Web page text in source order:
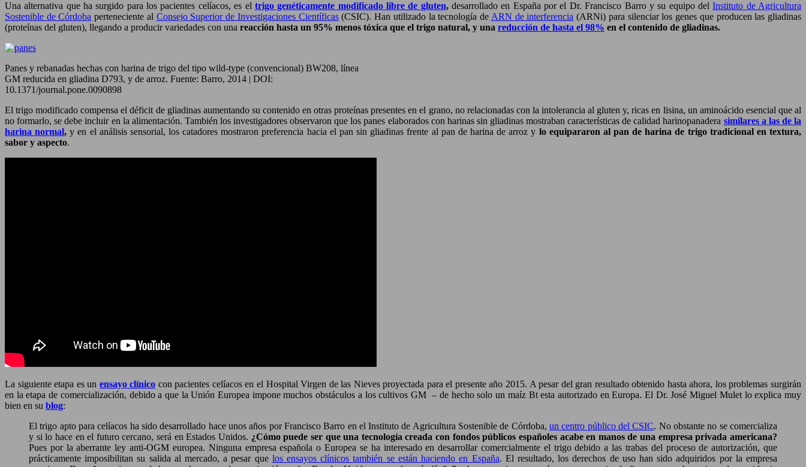
Una alternativa que ha surgido para los pacientes celíacos, es el trigo genéticamente modificado libre de gluten,desarrollado en España por el Dr. Francisco Barro y su equipo delInstituto de Agricultura
Sostenible de Córdoba perteneciente al Consejo Superior de Investigaciones Científicas(CSIC). Han utilizado la tecnología de ARN de interferencia (ARNi) para silenciar los genes que producen las gliadinas
(proteínas del gluten), llegando a producir variedades con una reacción hasta un 95% menos tóxica que el trigo natural, y una reducción de hasta el 98% en el contenido de gliadinas.
Panes y rebanadas hechas con harina de trigo del tipo wild-type (convencional) BW208, línea
GM reducida en gliadina D793, y de arroz. Fuente: Barro, 2014 | DOI:
10.1371/journal.pone.0090898
El trigo modificado compensa el déficit de gliadinas aumentando su contenido en otras proteínas presentes en el grano, no relacionadas con la intolerancia al gluten y, ricas en lisina, un aminoácido esencial que al
no formarlo, se debe incluir en la alimentación. También los investigadores observaron que los panes elaborados con harinas sin gliadinas mostraban características de calidad harinopanadera similares a las de la
harina normal,y en el análisis sensorial, los catadores mostraron preferencia hacia el pan sin gliadinas frente al pan de harina de arroz y lo equipararon al pan de harina de trigo tradicional en textura,
sabor y aspecto.
La siguiente etapa es un ensayo clínico con pacientes celíacos en el Hospital Virgen de las Nieves proyectada para el presente año 2015. A pesar del gran resultado obtenido hasta ahora, los problemas surgirán
en la etapa de comercialización, debido a que la Unión Europea impone muchos obstáculos a los cultivos GM – de hecho solo un maíz Bt esta autorizado en Europa. El Dr. José Miguel Mulet lo explica muy
bien en su blog:
El trigo apto para celíacos ha sido desarrollado hace unos años por Francisco Barro en el Instituto de Agricultura Sostenible de Córdoba,un centro público del CSIC. No obstante no se comercializa
y si lo hace en el futuro cercano, será en Estados Unidos. ¿Cómo puede ser que una tecnología creada con fondos públicos españoles acabe en manos de una empresa privada americana?
Pues por la aberrante ley anti-OGM europea. Ninguna empresa española o Europea se ha interesado en desarrollar comercialmente el trigo debido a las trabas del proceso de autorización, que
prácticamente imposibilitan su salida al mercado, a pesar que los ensayos clínicos también se están haciendo en España. El resultado, los derechos de uso han sido adquiridos por la empresa